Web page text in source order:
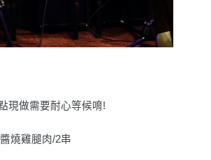
現做需要耐心等候唷!
醬燒雞腿肉/2串